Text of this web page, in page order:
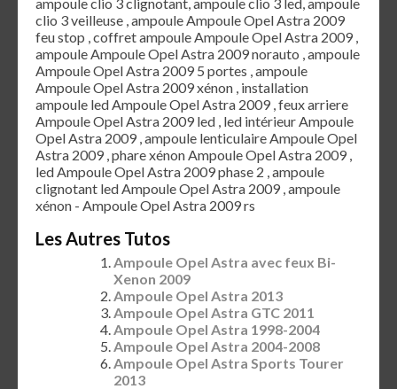
clio 3 veilleuse , ampoule Ampoule Opel Astra 2009
feu stop , coffret ampoule Ampoule Opel Astra 2009 ,
ampoule Ampoule Opel Astra 2009 norauto , ampoule
Ampoule Opel Astra 2009 5 portes , ampoule
Ampoule Opel Astra 2009 xénon , installation
ampoule led Ampoule Opel Astra 2009 , feux arriere
Ampoule Opel Astra 2009 led , led intérieur Ampoule
Opel Astra 2009 , ampoule lenticulaire Ampoule Opel
Astra 2009 , phare xénon Ampoule Opel Astra 2009 ,
led Ampoule Opel Astra 2009 phase 2 , ampoule
clignotant led Ampoule Opel Astra 2009 , ampoule
xénon - Ampoule Opel Astra 2009 rs
Les Autres Tutos
Ampoule Opel Astra avec feux Bi-
Xenon 2009
Ampoule Opel Astra 2013
Ampoule Opel Astra GTC 2011
Ampoule Opel Astra 1998-2004
Ampoule Opel Astra 2004-2008
Ampoule Opel Astra Sports Tourer
2013